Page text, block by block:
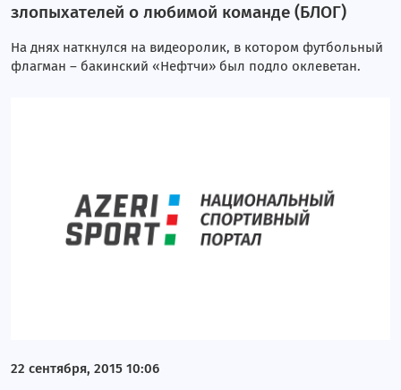
злопыхателей о любимой команде (БЛОГ)
На днях наткнулся на видеоролик, в котором футбольный
флагман – бакинский «Нефтчи» был подло оклеветан.
22 сентября, 2015 10:06